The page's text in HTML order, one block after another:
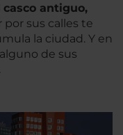
casco antiguo,
por sus calles te
la ciudad. Y en
de sus